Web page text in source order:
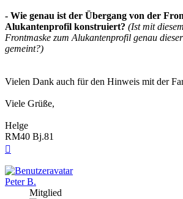
- Wie genau ist der Übergang von der
Alukantenprofil konstruiert? (Ist mit
Frontmaske zum Alukantenprofil genau dieser
gemeint?)
Vielen Dank auch für den Hinweis mit der
Viele Grüße,
Helge
RM40 Bj.81
Peter B.
Mitglied